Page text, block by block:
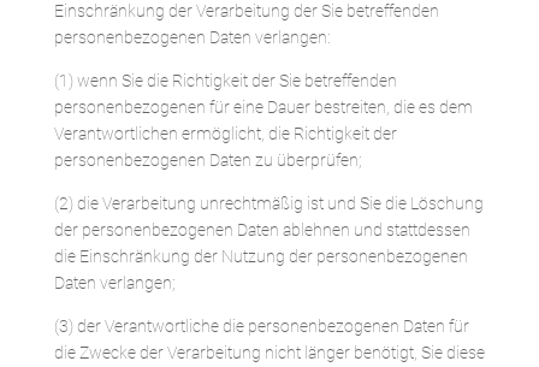
Einschränkung der Verarbeitung der Sie betreffenden
personenbezogenen Daten verlangen:
(1) wenn Sie die Richtigkeit der Sie betreffenden
personenbezogenen für eine Dauer bestreiten, die es dem
Verantwortlichen ermöglicht, die Richtigkeit der
personenbezogenen Daten zu überprüfen;
(2) die Verarbeitung unrechtmäßig ist und Sie die Löschung
der personenbezogenen Daten ablehnen und stattdessen
die Einschränkung der Nutzung der personenbezogenen
Daten verlangen;
(3) der Verantwortliche die personenbezogenen Daten für
die Zwecke der Verarbeitung nicht länger benötigt, Sie diese